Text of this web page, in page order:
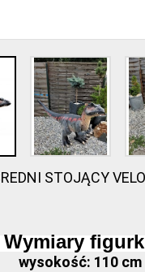
STOJĄCY
Wymiary
wysokość: 110 cm